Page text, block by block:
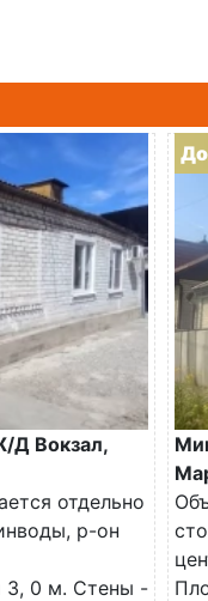
Д Вокзал,
отдельно
р-он
3, 0 м. Стены -